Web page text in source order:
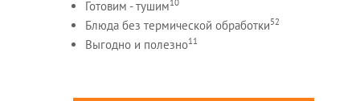
Готовим - тушим
Блюда без термической обработки52
Выгодно и полезно11